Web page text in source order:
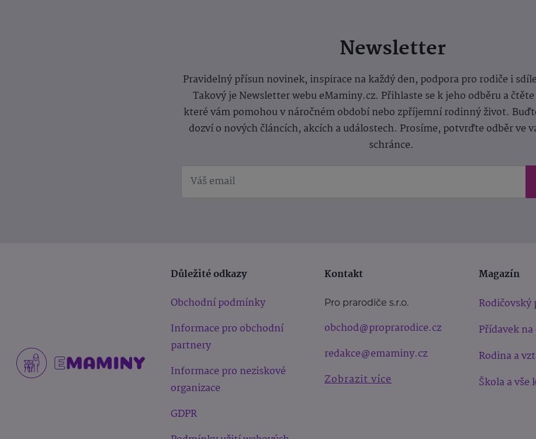
Newsletter
Pravidelný přísun novinek, inspirace na každý den, podpora pro rodiče i
Takový je Newsletter webu eMaminy.cz. Přihlaste se k jeho odběru a
které vám pomohou v náročném období nebo zpříjemní rodinný život.
dozví o nových článcích, akcích a událostech. Prosíme, potvrďte odběr ve
schránce.
Důležité odkazy
Obchodní podmínky
Informace pro obchodní
partnery
Informace pro neziskové
organizace
GDPR
Kontakt
Pro prarodiče s.r.o.
obchod@proprarodice.cz
redakce@emaminy.cz
Zobrazit více
Magazín
Rodičovský
Přídavek
Rodina a
Škola a vše